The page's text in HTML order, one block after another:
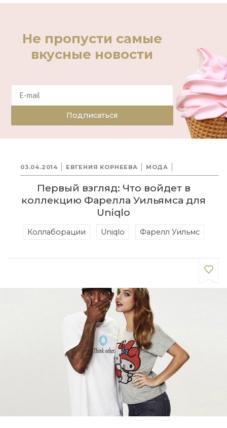
Не пропусти самые
вкусные новости
Подписаться
03.04.2014 ЕВГЕНИЯ КОРНЕЕВА МОДА
Первый взгляд: Что войдет в
коллекцию Фарелла Уильямса для
Uniqlo
Коллаборации Uniqlo Фарелл Уильмс